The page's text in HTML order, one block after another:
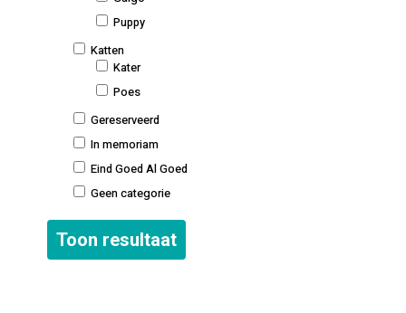
Puppy
Katten
Kater
Poes
Gereserveerd
In memoriam
Eind Goed Al Goed
Geen categorie